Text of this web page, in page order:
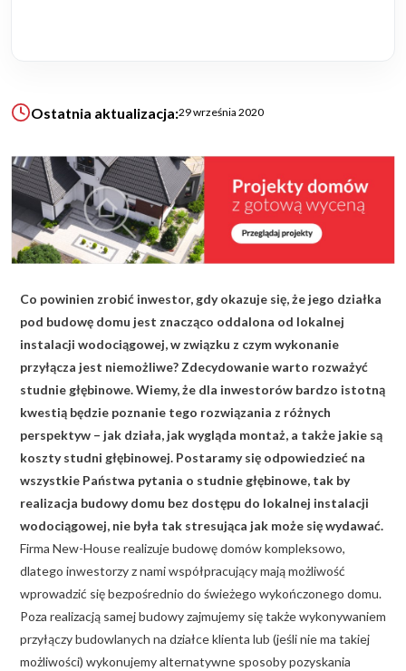
Ogrody
KALKULATOR BUDOWY
BLOG
O NAS
KONAKT
ZAPISZ SIĘ
Ostatnia aktualizacja:29 września 2020
Co powinien zrobić inwestor, gdy okazuje się, że jego działka
pod budowę domu jest znacząco oddalona od lokalnej
instalacji wodociągowej, w związku z czym wykonanie
przyłącza jest niemożliwe? Zdecydowanie warto rozważyć
studnie głębinowe. Wiemy, że dla inwestorów bardzo istotną
kwestią będzie poznanie tego rozwiązania z różnych
perspektyw – jak działa, jak wygląda montaż, a także jakie są
koszty studni głębinowej. Postaramy się odpowiedzieć na
wszystkie Państwa pytania o studnie głębinowe, tak by
realizacja budowy domu bez dostępu do lokalnej instalacji
wodociągowej, nie była tak stresująca jak może się wydawać.
Firma New-House realizuje budowę domów kompleksowo,
dlatego inwestorzy z nami współpracujący mają możliwość
wprowadzić się bezpośrednio do świeżego wykończonego domu.
Poza realizacją samej budowy zajmujemy się także wykonywaniem
przyłączy budowlanych na działce klienta lub (jeśli nie ma takiej
możliwości) wykonujemy alternatywne sposoby pozyskania